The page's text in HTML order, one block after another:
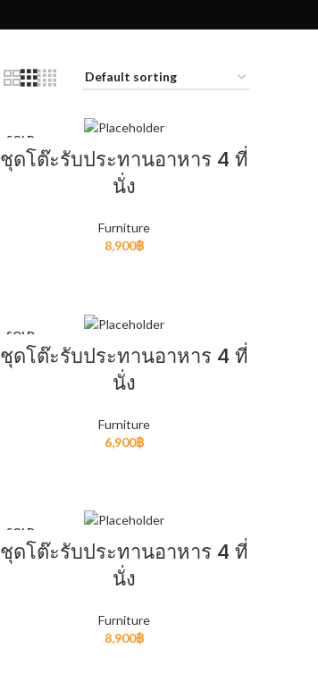
SOLD
OUT
ชุดโต๊ะรับประทานอาหาร 4 ที่
นั่ง
Furniture
8,900฿
SOLD
OUT
ชุดโต๊ะรับประทานอาหาร 4 ที่
นั่ง
Furniture
6,900฿
SOLD
OUT
ชุดโต๊ะรับประทานอาหาร 4 ที่
นั่ง
Furniture
8,900฿